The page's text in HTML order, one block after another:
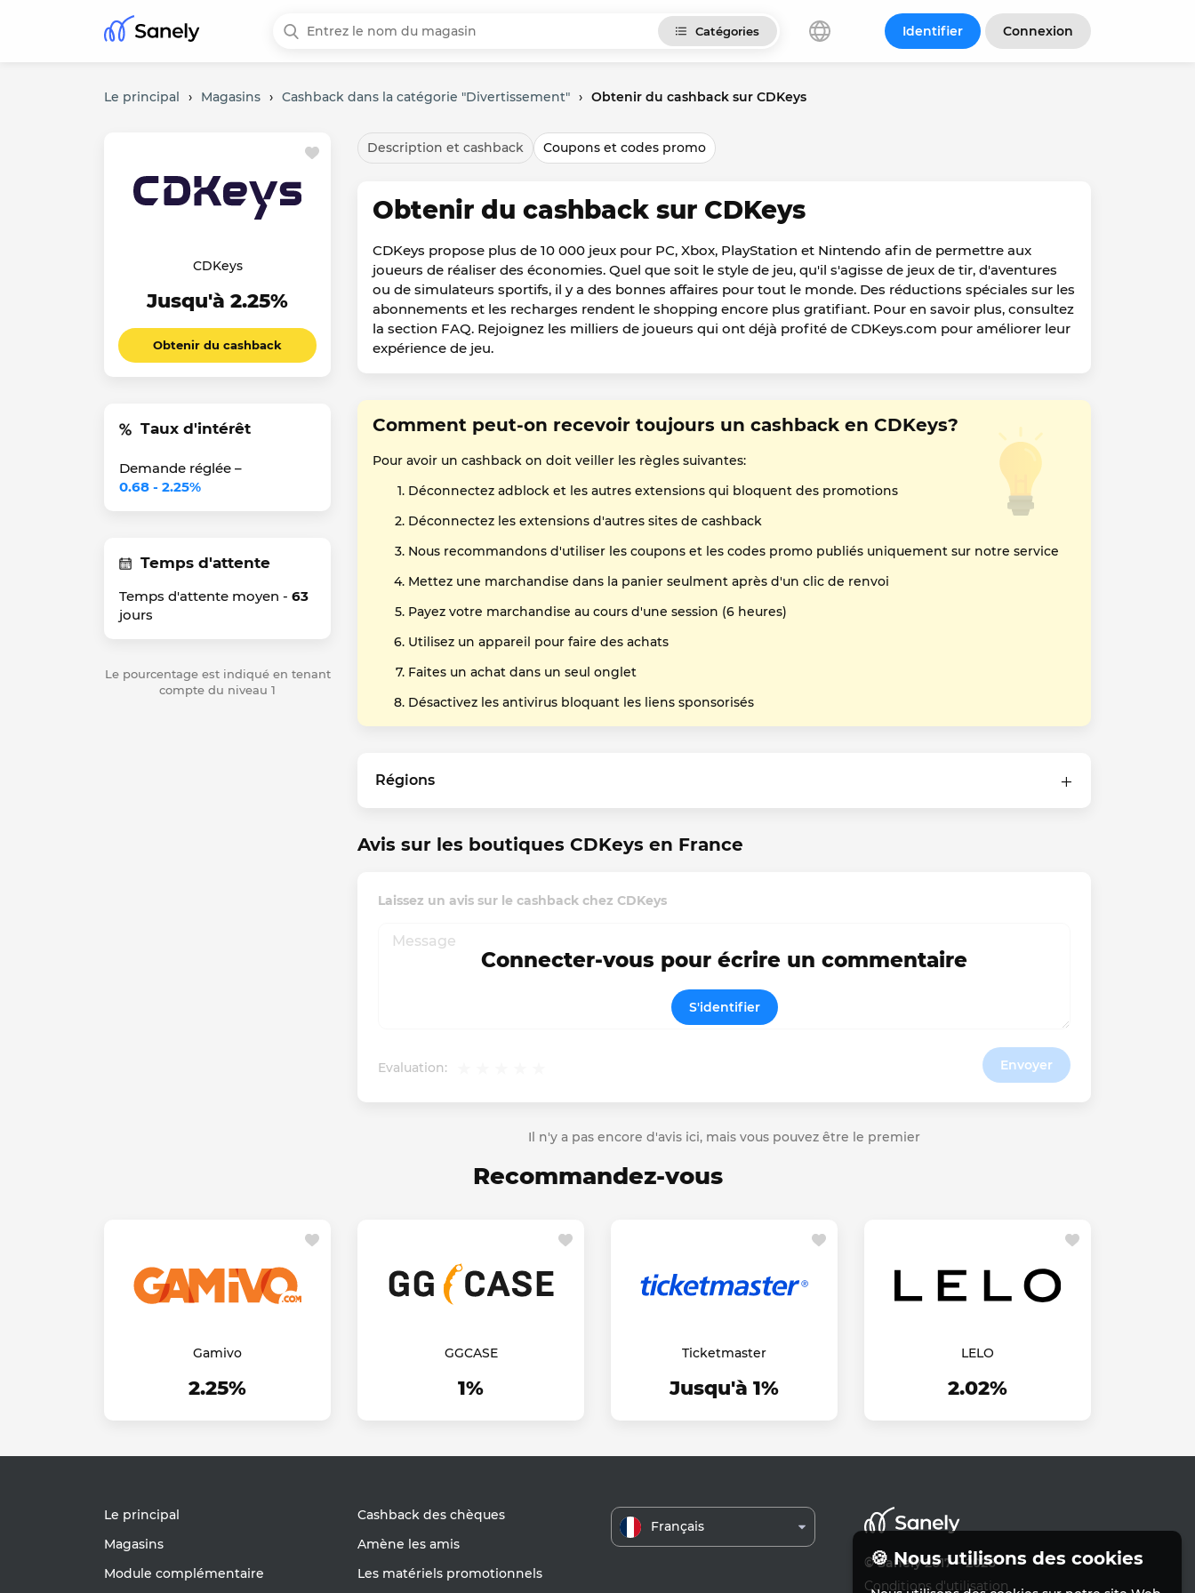
Catégories Identifier Connexion
Le principal › Magasins › Cashback dans la catégorie "Divertissement" › Obtenir du cashback sur CDKeys
CDKeys
Jusqu'à 2.25%
Obtenir du cashback
Taux d'intérêt
Demande réglée –
0.68 - 2.25%
Temps d'attente
Temps d'attente moyen - 63
jours
Le pourcentage est indiqué en tenant
compte du niveau 1
Description et cashback Coupons et codes promo
Obtenir du cashback sur CDKeys
CDKeys propose plus de 10 000 jeux pour PC, Xbox, PlayStation et Nintendo afin de permettre aux
joueurs de réaliser des économies. Quel que soit le style de jeu, qu'il s'agisse de jeux de tir, d'aventures
ou de simulateurs sportifs, il y a des bonnes affaires pour tout le monde. Des réductions spéciales sur les
abonnements et les recharges rendent le shopping encore plus gratifiant. Pour en savoir plus, consultez
la section FAQ. Rejoignez les milliers de joueurs qui ont déjà profité de CDKeys.com pour améliorer leur
expérience de jeu.
Comment peut-on recevoir toujours un cashback en CDKeys?
Pour avoir un cashback on doit veiller les règles suivantes:
Déconnectez adblock et les autres extensions qui bloquent des promotions
Déconnectez les extensions d'autres sites de cashback
Nous recommandons d'utiliser les coupons et les codes promo publiés uniquement sur notre service
Mettez une marchandise dans la panier seulment après d'un clic de renvoi
Payez votre marchandise au cours d'une session (6 heures)
Utilisez un appareil pour faire des achats
Faites un achat dans un seul onglet
Désactivez les antivirus bloquant les liens sponsorisés
Régions
Avis sur les boutiques CDKeys en France
Laissez un avis sur le cashback chez CDKeys
Evaluation: Envoyer
Connecter-vous pour écrire un commentaire
S'identifier
Il n'y a pas encore d'avis ici, mais vous pouvez être le premier
Recommandez-vous
Gamivo
2.25%
GGCASE
1%
Ticketmaster
Jusqu'à 1%
LELO
2.02%
Le principal
Magasins
Module complémentaire
Cashback des chèques
Amène les amis
Les matériels promotionnels
Français
© Sanely 2017 – 2026
Conditions d'utilisation
🍪 Nous utilisons des cookies